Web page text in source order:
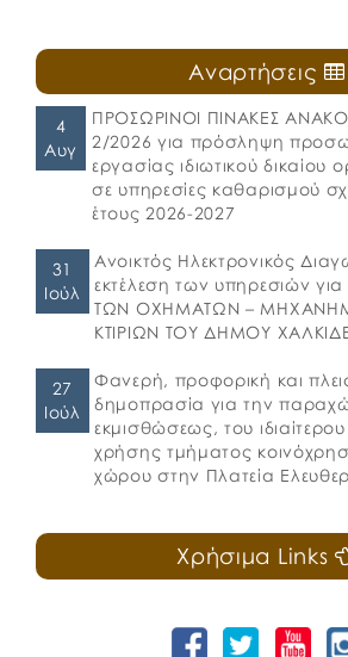
Αναρτήσεις
4
Αυγ
ΠΡΟΣΩΡΙΝΟΙ ΠΙΝΑΚΕΣ
2/2026 για πρόσληψη
εργασίας ιδιωτικού δικαίου
σε υπηρεσίες καθαρισμού
έτους 2026-2027
31
Ιούλ
Ανοικτός Ηλεκτρονικός
εκτέλεση των υπηρεσιών
ΤΩΝ ΟΧΗΜΑΤΩΝ –
ΚΤΙΡΙΩΝ ΤΟΥ ΔΗΜΟΥ
27
Ιούλ
Φανερή, προφορική και
δημοπρασία για την
εκμισθώσεως, του
χρήσης τμήματος
χώρου στην Πλατεία
Χρήσιμα Links